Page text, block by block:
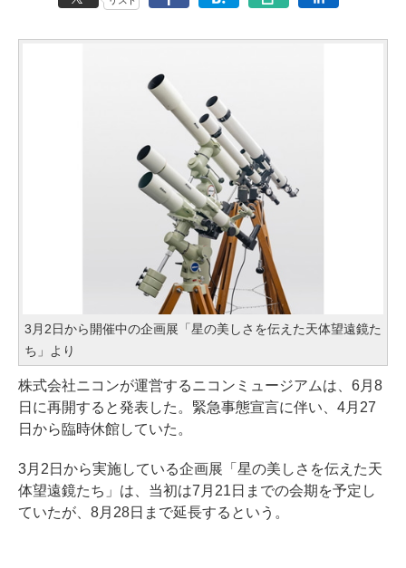
3月2日から開催中の企画展「星の美しさを伝えた天体望遠鏡た
ち」より
株式会社ニコンが運営するニコンミュージアムは、6月8
日に再開すると発表した。緊急事態宣言に伴い、4月27
日から臨時休館していた。
3月2日から実施している企画展「星の美しさを伝えた天
体望遠鏡たち」は、当初は7月21日までの会期を予定し
ていたが、8月28日まで延長するという。